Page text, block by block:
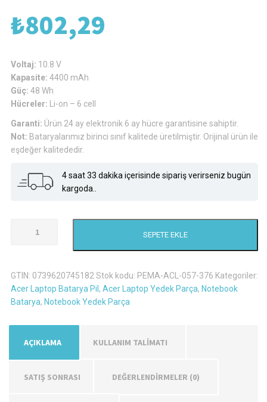
₺802,29
Voltaj: 10.8 V
Kapasite: 4400 mAh
Güç: 48 Wh
Hücreler:
Li-on – 6 cell
Garanti: Ürün 24 ay elektronik 6 ay hücre garantisine sahiptir.
Not: Bataryalarımız birinci sınıf kalitede üretilmiştir. Orijinal ürün ile
eşdeğer kalitededir.
4 saat 33 dakika içerisinde sipariş verirseniz bugün
kargoda..
Laptop
Batarya
Pil
SEPETE EKLE
GTIN: 0739620745182 Stok kodu: PEMA-ACL-057-376 Kategoriler:
Acer Laptop Batarya Pil , Acer Laptop Yedek Parça, Notebook
Batarya, Notebook Yedek Parça
AÇIKLAMA KULLANIM TALİMATI
SATIŞ SONRASI DEĞERLENDIRMELER (0)